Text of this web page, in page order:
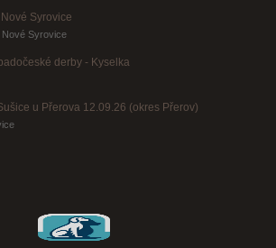
Nové Syrovice
Syrovice
derby - Kyselka
u Přerova 12.09.26 (okres Přerov)